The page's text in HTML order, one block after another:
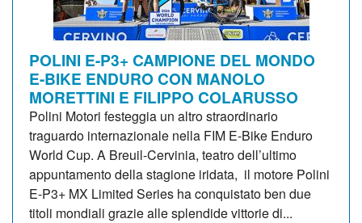
POLINI E-P3+ CAMPIONE DEL MONDO
E-BIKE ENDURO CON MANOLO
MORETTINI E FILIPPO COLARUSSO
Polini Motori festeggia un altro straordinario
traguardo internazionale nella FIM E-Bike Enduro
World Cup. A Breuil-Cervinia, teatro dell’ultimo
appuntamento della stagione iridata, il motore Polini
E-P3+ MX Limited Series ha conquistato ben due
titoli mondiali grazie alle splendide vittorie di...